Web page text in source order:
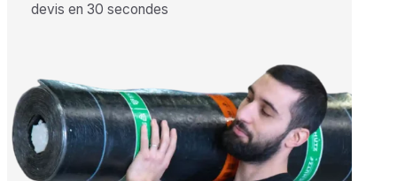
devis en 30 secondes